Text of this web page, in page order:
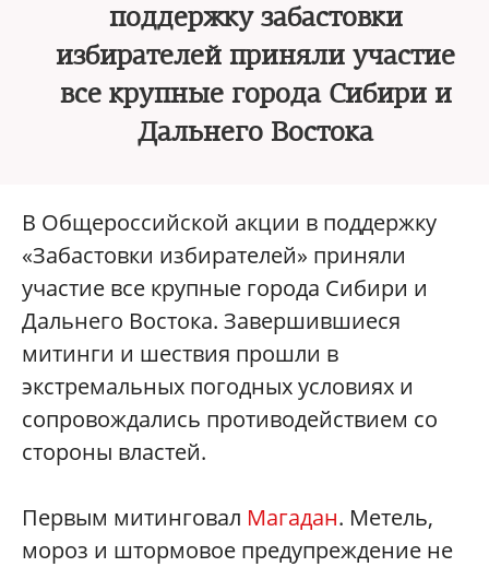
поддержку забастовки
избирателей приняли участие
все крупные города Сибири и
Дальнего Востока
В Общероссийской акции в поддержку
«Забастовки избирателей» приняли
участие все крупные города Сибири и
Дальнего Востока. Завершившиеся
митинги и шествия прошли в
экстремальных погодных условиях и
сопровождались противодействием со
стороны властей.
Первым митинговал Магадан. Метель,
мороз и штормовое предупреждение не